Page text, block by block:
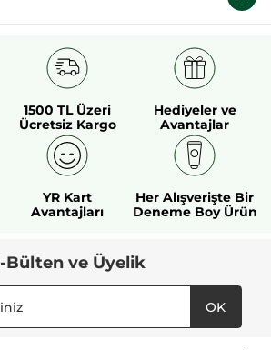
1500 TL Üzeri
Ücretsiz Kargo
Hediyeler ve
Avantajlar
YR Kart
Avantajları
Her Alışverişte Bir
Deneme Boy Ürün
E-Bülten ve Üyelik
OK